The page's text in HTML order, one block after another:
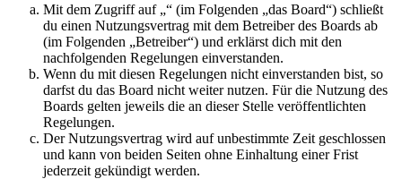
Mit dem Zugriff auf „“ (im Folgenden „das Board“) schließt
du einen Nutzungsvertrag mit dem Betreiber des Boards ab
(im Folgenden „Betreiber“) und erklärst dich mit den
nachfolgenden Regelungen einverstanden.
Wenn du mit diesen Regelungen nicht einverstanden bist, so
darfst du das Board nicht weiter nutzen. Für die Nutzung des
Boards gelten jeweils die an dieser Stelle veröffentlichten
Regelungen.
Der Nutzungsvertrag wird auf unbestimmte Zeit geschlossen
und kann von beiden Seiten ohne Einhaltung einer Frist
jederzeit gekündigt werden.